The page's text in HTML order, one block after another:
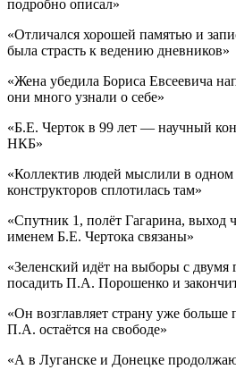
подробно описал»
«Отличался хорошей памятью и
была страсть к ведению дневников»
«Жена убедила Бориса Евсеевича
они много узнали о себе»
«Б.Е. Черток в 99 лет — научный
НКБ»
«Коллектив людей мыслили в одном
конструкторов сплотилась там»
«Спутник 1, полёт Гагарина, выход
именем Б.Е. Чертока связаны»
«Зеленский идёт на выборы с
посадить П.А. Порошенко и
«Он возглавляет страну уже
П.А. остаётся на свободе»
«А в Луганске и Донецке